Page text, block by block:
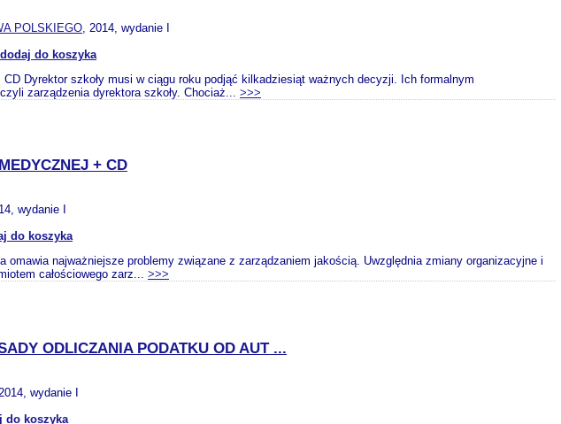
POLSKIEGO, 2014, wydanie I
dodaj do koszyka
Dyrektor szkoły musi w ciągu roku podjąć kilkadziesiąt ważnych decyzji. Ich formalnym
zarządzenia dyrektora szkoły. Chociaż... >>>
+ CD
wydanie I
do koszyka
najważniejsze problemy związane z zarządzaniem jakością. Uwzględnia zmiany organizacyjne i
całościowego zarz... >>>
ODLICZANIA PODATKU OD AUT ...
wydanie I
do koszyka